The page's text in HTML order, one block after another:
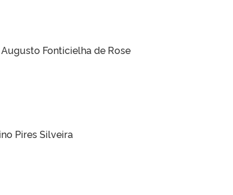
Fonticielha de Rose
Pires Silveira